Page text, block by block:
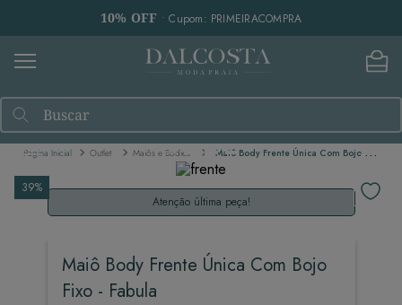
10% OFF • Cupom: PRIMEIRACOMPRA
Buscar
Outlet Maiôs e Bodies Maiô Body Frente Única Com Bojo Fixo - Fabula
39%
Atenção última peça!
Maiô Body Frente Única Com Bojo
Fixo - Fabula